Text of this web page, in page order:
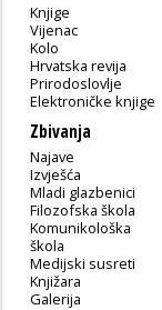
Knjige
Vijenac
Kolo
Hrvatska revija
Prirodoslovlje
Elektroničke knjige
Zbivanja
Najave
Izvješća
Mladi glazbenici
Filozofska škola
Komunikološka
škola
Medijski susreti
Knjižara
Galerija